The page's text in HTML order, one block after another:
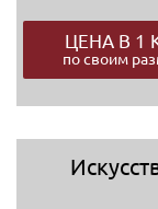
ЦЕНА В 1
по своим